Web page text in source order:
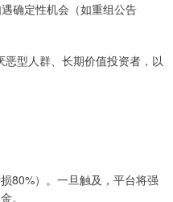
确定性机会（如重组公告
型人群、长期价值投资者，以
80%）。一旦触及，平台将强
。